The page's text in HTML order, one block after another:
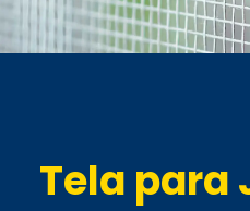
Tela para